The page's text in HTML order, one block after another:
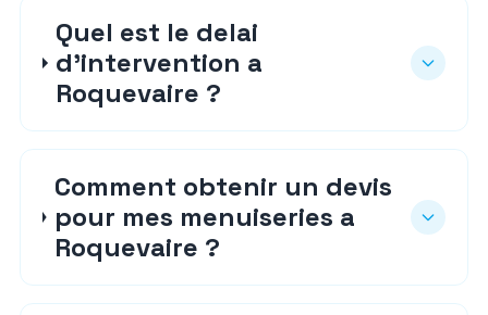
Quel est le delai
d'intervention a
Roquevaire ?
Comment obtenir un devis
pour mes menuiseries a
Roquevaire ?